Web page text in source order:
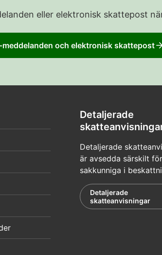
eller elektronisk skattepost
och elektronisk skattepost
Detaljerade
Detaljerade
är avsedda särskilt för
sakkunniga i
Detaljerade
skatteanvisningar